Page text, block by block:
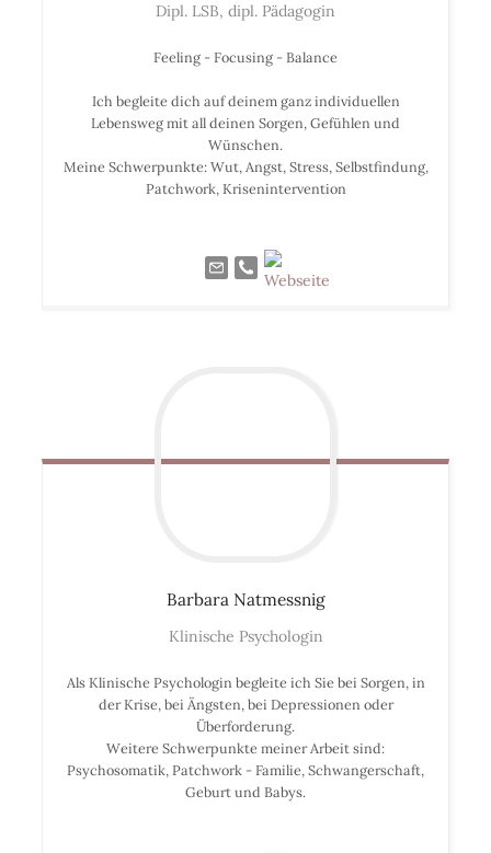
Dipl. LSB, dipl. Pädagogin
Feeling - Focusing - Balance
Ich begleite dich auf deinem ganz individuellen
Lebensweg mit all deinen Sorgen, Gefühlen und
Wünschen.
Meine Schwerpunkte: Wut, Angst, Stress, Selbstfindung,
Patchwork, Krisenintervention
Barbara Natmessnig
Klinische Psychologin
Als Klinische Psychologin begleite ich Sie bei Sorgen, in
der Krise, bei Ängsten, bei Depressionen oder
Überforderung.
Weitere Schwerpunkte meiner Arbeit sind:
Psychosomatik, Patchwork - Familie, Schwangerschaft,
Geburt und Babys.